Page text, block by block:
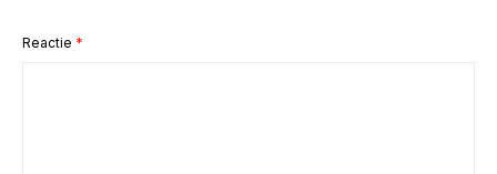
Reactie *